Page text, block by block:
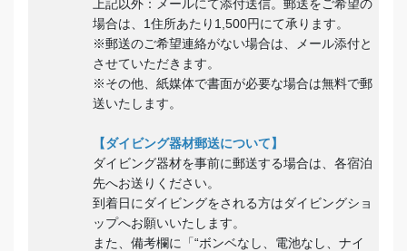
上記以外：メールにて添付送信。郵送をご希望の
場合は、1住所あたり1,500円にて承ります。
※郵送のご希望連絡がない場合は、メール添付と
させていただきます。
※その他、紙媒体で書面が必要な場合は無料で郵
送いたします。
【ダイビング器材郵送について】
ダイビング器材を事前に郵送する場合は、各宿泊
先へお送りください。
到着日にダイビングをされる方はダイビングショ
ップへお願いいたします。
また、備考欄に「“ボンベなし、電池なし、ナイ